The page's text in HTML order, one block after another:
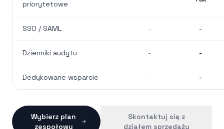
priorytetowe
SSO / SAML - -
Dzienniki audytu - -
Dedykowane wsparcie - -
Wybierz plan
zespołowy
Skontaktuj się z
działem sprzedaży